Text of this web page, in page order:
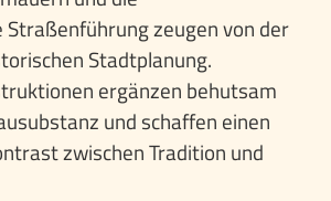
zeugen von der
Stadtplanung.
ergänzen behutsam
und schaffen einen
zwischen Tradition und